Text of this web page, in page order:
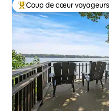
Coup de cœur voyageurs
Coup de cœur voyageurs